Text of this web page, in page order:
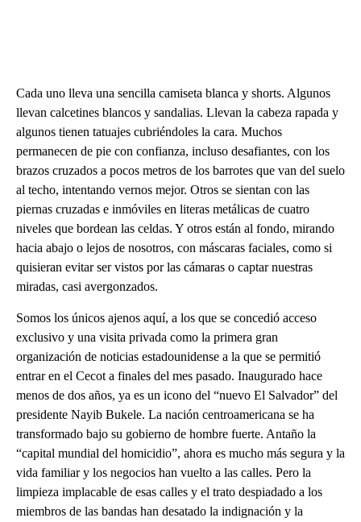
Cada uno lleva una sencilla camiseta blanca y shorts. Algunos
llevan calcetines blancos y sandalias. Llevan la cabeza rapada y
algunos tienen tatuajes cubriéndoles la cara. Muchos
permanecen de pie con confianza, incluso desafiantes, con los
brazos cruzados a pocos metros de los barrotes que van del suelo
al techo, intentando vernos mejor. Otros se sientan con las
piernas cruzadas e inmóviles en literas metálicas de cuatro
niveles que bordean las celdas. Y otros están al fondo, mirando
hacia abajo o lejos de nosotros, con máscaras faciales, como si
quisieran evitar ser vistos por las cámaras o captar nuestras
miradas, casi avergonzados.
Somos los únicos ajenos aquí, a los que se concedió acceso
exclusivo y una visita privada como la primera gran
organización de noticias estadounidense a la que se permitió
entrar en el Cecot a finales del mes pasado. Inaugurado hace
menos de dos años, ya es un icono del “nuevo El Salvador” del
presidente Nayib Bukele. La nación centroamericana se ha
transformado bajo su gobierno de hombre fuerte. Antaño la
“capital mundial del homicidio”, ahora es mucho más segura y la
vida familiar y los negocios han vuelto a las calles. Pero la
limpieza implacable de esas calles y el trato despiadado a los
miembros de las bandas han desatado la indignación y la